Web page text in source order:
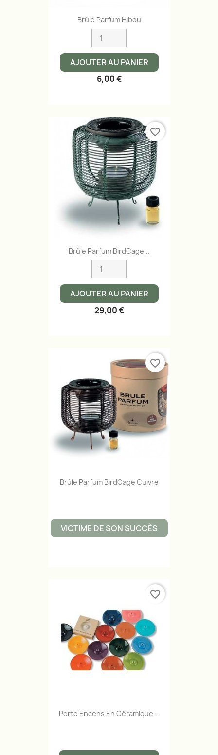
Brûle Parfum Hibou
AJOUTER AU PANIER
6,00 €
Brûle Parfum BirdCage...
AJOUTER AU PANIER
29,00 €
favorite_border
Brûle Parfum BirdCage Cuivre
VICTIME DE SON SUCCÈS
favorite_border
Porte Encens En Céramique...
favorite_border